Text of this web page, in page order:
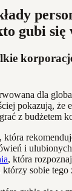
gubi się
dla
pokazują, że
z budżetem
która
i
, która
sobie tego